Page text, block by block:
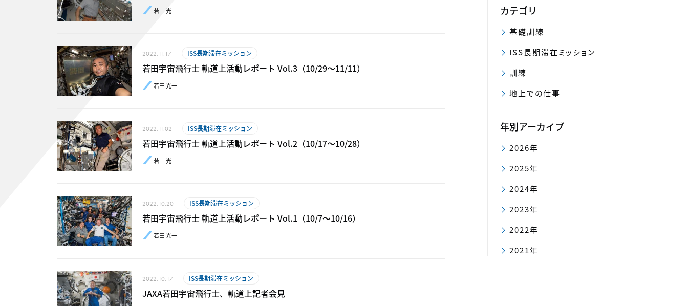
若田 光一
2022.11.17 ISS長期滞在ミッション
若田宇宙飛行士 軌道上活動レポート Vol.3（10/29〜11/11）
若田 光一
2022.11.02 ISS長期滞在ミッション
若田宇宙飛行士 軌道上活動レポート Vol.2（10/17～10/28）
若田 光一
2022.10.20 ISS長期滞在ミッション
若田宇宙飛行士 軌道上活動レポート Vol.1（10/7～10/16）
若田 光一
2022.10.17 ISS長期滞在ミッション
JAXA若田宇宙飛行士、軌道上記者会見
カテゴリ
基礎訓練
ISS長期滞在ミッション
訓練
地上での仕事
年別アーカイブ
2026年
2025年
2024年
2023年
2022年
2021年